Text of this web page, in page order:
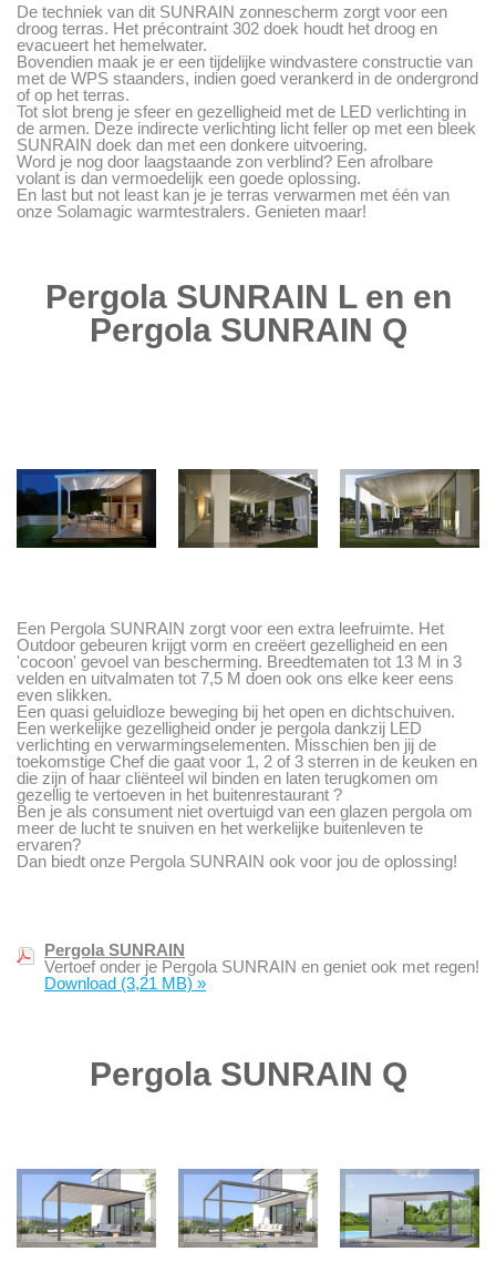
De techniek van dit SUNRAIN zonnescherm zorgt voor een
droog terras. Het précontraint 302 doek houdt het droog en
evacueert het hemelwater.
Bovendien maak je er een tijdelijke windvastere constructie van
met de WPS staanders, indien goed verankerd in de ondergrond
of op het terras.
Tot slot breng je sfeer en gezelligheid met de LED verlichting in
de armen. Deze indirecte verlichting licht feller op met een bleek
SUNRAIN doek dan met een donkere uitvoering.
Word je nog door laagstaande zon verblind? Een afrolbare
volant is dan vermoedelijk een goede oplossing.
En last but not least kan je je terras verwarmen met één van
onze Solamagic warmtestralers. Genieten maar!
Pergola SUNRAIN L en en
Pergola SUNRAIN Q
Een Pergola SUNRAIN zorgt voor een extra leefruimte. Het
Outdoor gebeuren krijgt vorm en creëert gezelligheid en een
'cocoon' gevoel van bescherming. Breedtematen tot 13 M in 3
velden en uitvalmaten tot 7,5 M doen ook ons elke keer eens
even slikken.
Een quasi geluidloze beweging bij het open en dichtschuiven.
Een werkelijke gezelligheid onder je pergola dankzij LED
verlichting en verwarmingselementen. Misschien ben jij de
toekomstige Chef die gaat voor 1, 2 of 3 sterren in de keuken en
die zijn of haar cliënteel wil binden en laten terugkomen om
gezellig te vertoeven in het buitenrestaurant ?
Ben je als consument niet overtuigd van een glazen pergola om
meer de lucht te snuiven en het werkelijke buitenleven te
ervaren?
Dan biedt onze Pergola SUNRAIN ook voor jou de oplossing!
Pergola SUNRAIN
Vertoef onder je Pergola SUNRAIN en geniet ook met regen!
Download (3,21 MB) »
Pergola SUNRAIN Q